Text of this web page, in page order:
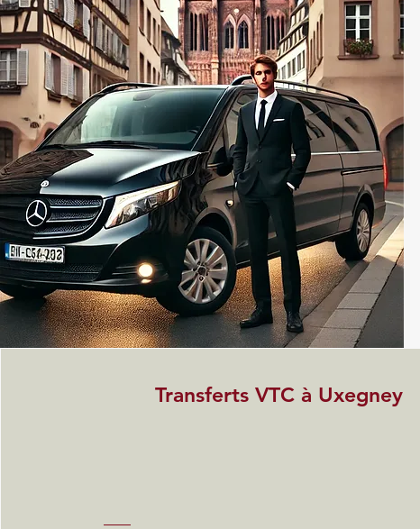
Transferts VTC à Uxegney